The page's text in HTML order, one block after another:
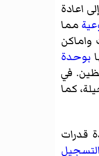
اعادة
مما
بوحدة
في
كما
قدرات